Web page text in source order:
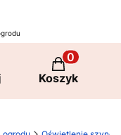
Produkty
Koszyk